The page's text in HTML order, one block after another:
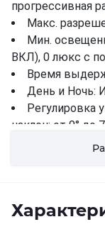
прогрессивная
Макс.
Мин.
ВКЛ), 0 люкс с
Время
День и Ночь:
Регулировка
наклон: от 0° до
2,8 мм,